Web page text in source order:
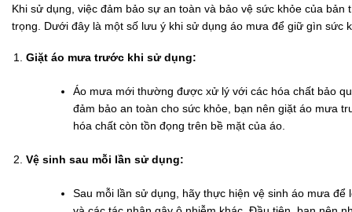
Khi sử dụng, việc đảm bảo sự an toàn và bảo vệ sức khỏe của bản
trọng. Dưới đây là một số lưu ý khi sử dụng áo mưa để giữ gìn sức
Giặt áo mưa trước khi sử dụng:
Áo mưa mới thường được xử lý với các hóa chất bảo
đảm bảo an toàn cho sức khỏe, bạn nên giặt áo mưa
hóa chất còn tồn đọng trên bề mặt của áo.
Vệ sinh sau mỗi lần sử dụng:
Sau mỗi lần sử dụng, hãy thực hiện vệ sinh áo mưa để